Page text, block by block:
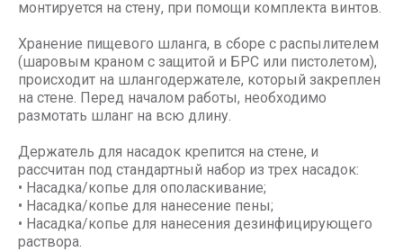
монтируется на стену, при помощи комплекта винтов.
Хранение пищевого шланга, в сборе с распылителем
(шаровым краном с защитой и БРС или пистолетом),
происходит на шлангодержателе, который закреплен
на стене. Перед началом работы, необходимо
размотать шланг на всю длину.
Держатель для насадок крепится на стене, и
рассчитан под стандартный набор из трех насадок:
• Насадка/копье для ополаскивание;
• Насадка/копье для нанесение пены;
• Насадка/копье для нанесения дезинфицирующего
раствора.